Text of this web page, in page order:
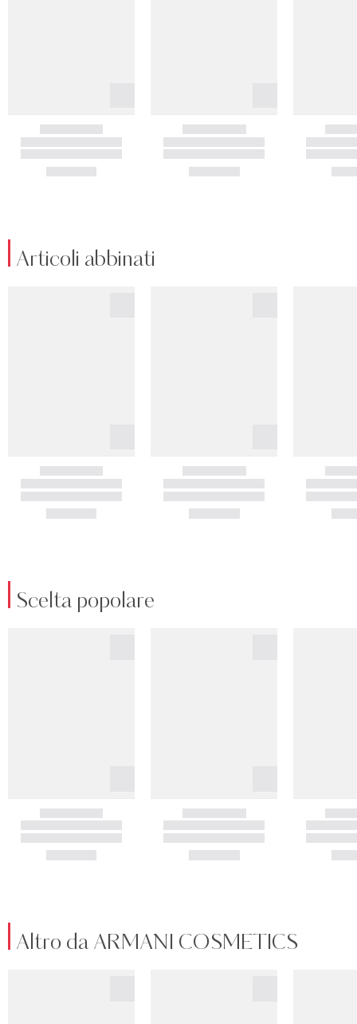
Articoli abbinati
Scelta popolare
Altro da ARMANI COSMETICS